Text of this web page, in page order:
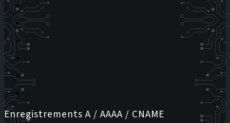
Enregistrements A / AAAA / CNAME